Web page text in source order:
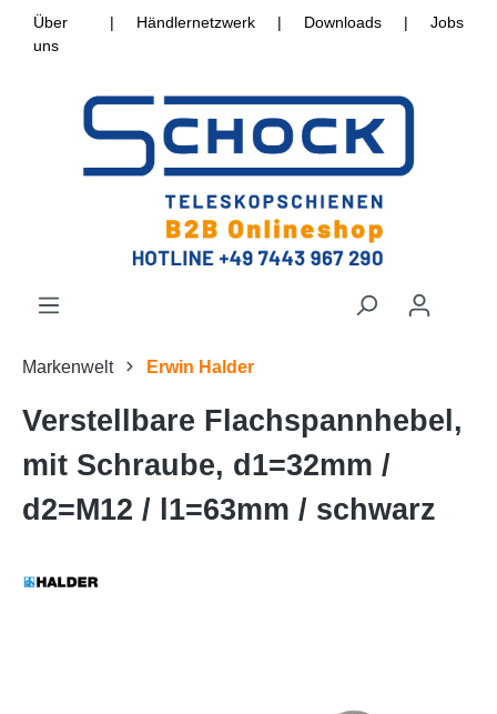
Über
uns
| Händlernetzwerk | Downloads | Jobs
Markenwelt Erwin Halder
Verstellbare Flachspannhebel,
mit Schraube, d1=32mm /
d2=M12 / l1=63mm / schwarz